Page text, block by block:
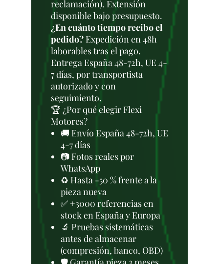
reclamación). Extensión
disponible bajo presupuesto.
¿En cuánto tiempo recibo el
pedido? Expedición en 48h
laborables tras el pago.
Entrega España 48-72h, UE 4-
7 días, por transportista
autorizado y con
seguimiento.
🏆 ¿Por qué elegir Flexi
Motores?
🚚 Envío España 48-72h, UE
4-7 días
📷 Fotos reales por
WhatsApp
♻️ Hasta -50 % frente a la
pieza nueva
✅ +3000 referencias en
stock en España y Europa
🔬 Pruebas sistemáticas
antes de almacenar
(compresión, banco, OBD)